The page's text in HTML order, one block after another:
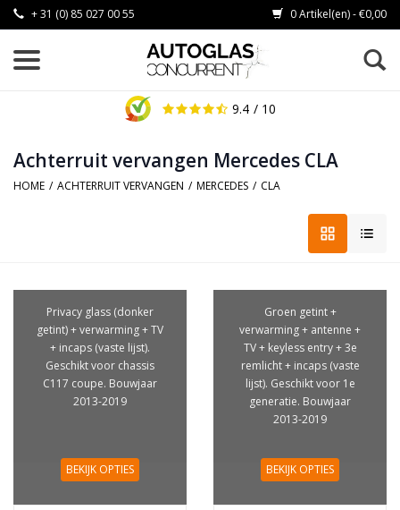
+ 31 (0) 85 027 00 55 0 Artikel(en) - €0,00
9.4 / 10
Achterruit vervangen Mercedes CLA
HOME / ACHTERRUIT VERVANGEN / MERCEDES / CLA
Privacy glass (donker
getint) + verwarming + TV
+ incaps (vaste lijst).
Geschikt voor chassis
C117 coupe. Bouwjaar
2013-2019
BEKIJK OPTIES
Groen getint +
verwarming + antenne +
TV + keyless entry + 3e
remlicht + incaps (vaste
lijst). Geschikt voor 1e
generatie. Bouwjaar
2013-2019
BEKIJK OPTIES